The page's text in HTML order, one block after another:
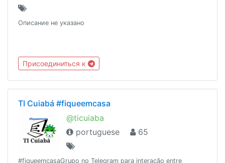
Описание не указано
Присоединиться к
TI Cuiabá #fiqueemcasa
@ticuiaba
portuguese
65
#fiqueemcasaGrupo no Telegram para interação entre